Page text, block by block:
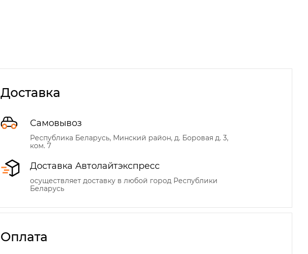
Доставка
Самовывоз
Республика Беларусь, Минский район, д. Боровая д. 3,
ком. 7
Доставка Автолайтэкспресс
осуществляет доставку в любой город Республики
Беларусь
Оплата